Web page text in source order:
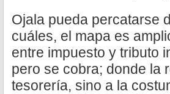
Ojala pueda percatarse
cuáles, el mapa es
entre impuesto y tributo
pero se cobra; donde la
tesorería, sino a la